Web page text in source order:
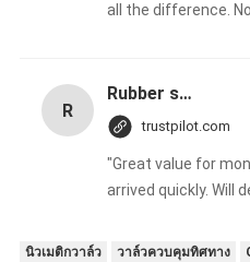
all the difference.
fantastic once you
manual adjustment
sweet spot makes
eye strain during
recommend taking
once you dial in the
R
Rubber solid forklift tires For material handling forklift
trustpilot.com
"Great value for
arrived quickly. Will
นิวเมติกวาล์ว วาล์วควบคุมทิศทาง